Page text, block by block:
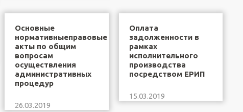
Основные
нормативныеправовые
акты по общим
вопросам
осуществления
административных
процедур
26.03.2019
Оплата
задолженности в
рамках
исполнительного
производства
посредством ЕРИП
15.03.2019